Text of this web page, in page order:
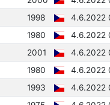
1998
4.6.2022
1980
4.6.2022
2001
4.6.2022
1980
4.6.2022
1993
4.6.2022